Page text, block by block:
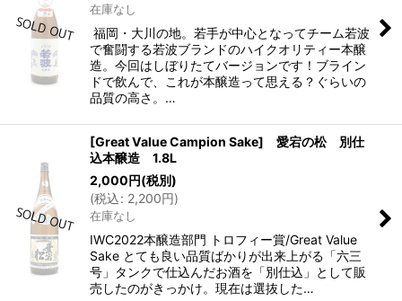
在庫なし
福岡・大川の地。若手が中心となってチーム若波
で奮闘する若波ブランドのハイクオリティー本醸
造。今回はしぼりたてバージョンです！ブライン
ドで飲んで、これが本醸造って思える？ぐらいの
品質の高さ。…
[Great Value Campion Sake] 愛宕の松 別仕
込本醸造 1.8L
2,000円(税別)
(税込: 2,200円)
在庫なし
IWC2022本醸造部門 トロフィー賞/Great Value
Sake とても良い品質ばかりが出来上がる「六三
号」タンクで仕込んだお酒を「別仕込」として販
売したのがきっかけ。現在は選抜した…